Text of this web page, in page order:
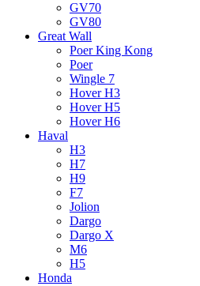
GV70
GV80
Great Wall
Poer King Kong
Poer
Wingle 7
Hover H3
Hover H5
Hover H6
Haval
H3
H7
H9
F7
Jolion
Dargo
Dargo X
M6
H5
Honda